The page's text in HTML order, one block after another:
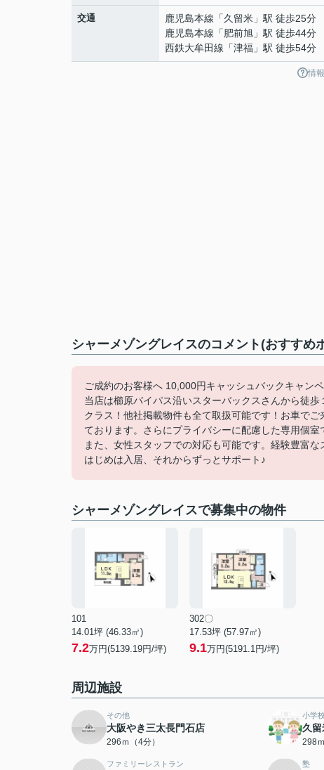
交通 鹿児島本線 「久留米 」駅 徒歩25分
鹿児島本線 「 肥前旭 」駅 徒歩44分
西鉄大牟田線 「津福 」駅 徒歩54分
情
シャーメゾングレイスのコメント(おすすめ
ご成約のお客様へ 10,000円キャッシュバックキャンペ
当店は櫛原バイパス沿いスターバックスさんから徒
クラス！他社掲載物件も全て取扱可能です！お車で
ております。さらにプライバシーに配慮した専用個室
また、女性スタッフでの対応も可能です。経験豊富
はじめは入居、それからずっとサポート♪
シャーメゾングレイスで募集中の物件
101
14.01坪 (46.33㎡)
7.2万円(5139.19円/坪)
302〇
17.53坪 (57.97㎡)
9.1万円(5191.1円/坪)
周辺施設
その他
大阪やき三太長門石店
296ｍ（4分）
小学校
久留
298
ファミリーレストラン 塾